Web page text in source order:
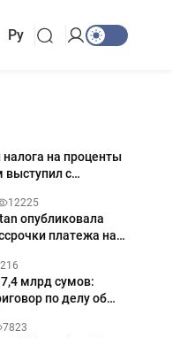
Ру
на проценты
выступил с
12225
опубликовала
платежа на
млрд сумов:
по делу об
7823